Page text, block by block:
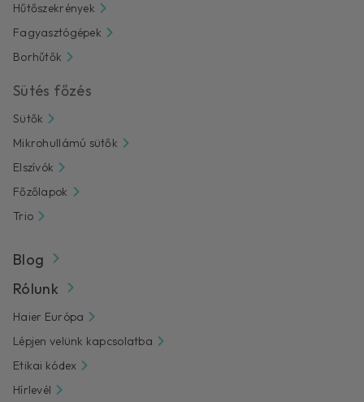
Hűtőszekrények
Fagyasztógépek
Borhűtők
Sütés főzés
Sütők
Mikrohullámú sütők
Elszívók
Főzőlapok
Trio
Blog
Rólunk
Haier Európa
Lépjen velünk kapcsolatba
Etikai kódex
Hírlevél